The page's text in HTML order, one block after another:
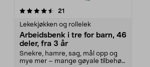
21
Lekekjøkken og rollelek
Arbeidsbenk i tre for barn, 46
deler, fra 3 år
Snekre, hamre, sag, mål opp og
mye mer – mange gøyale tilbehør